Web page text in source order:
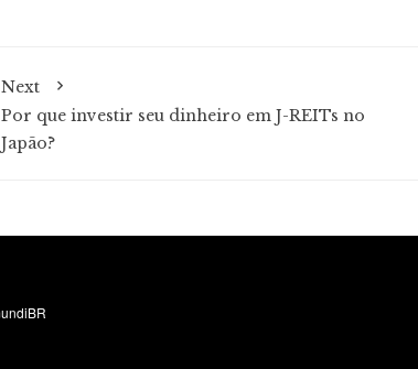
Next
Por que investir seu dinheiro em J-REITs no
Japão?